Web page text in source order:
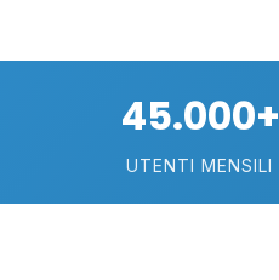
45.000+
UTENTI MENSILI